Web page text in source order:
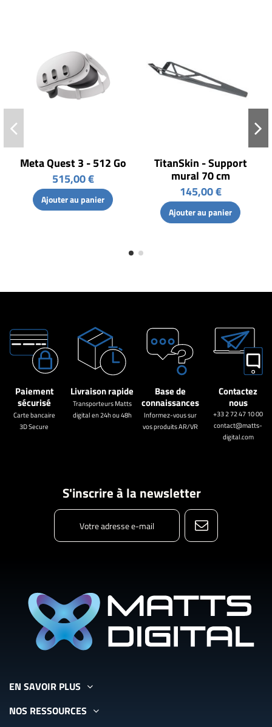
Meta Quest 3 - 512 Go
515,00 €
Ajouter au panier
TitanSkin - Support
mural 70 cm
145,00 €
Ajouter au panier
Paiement
sécurisé
Carte bancaire
3D Secure
Livraison rapide
Transporteurs Matts
digital en 24h ou 48h
Base de
connaissances
Informez-vous sur
vos produits AR/VR
Contactez
nous
+33 2 72 47 10 00
contact@matts-
digital.com
S'inscrire à la newsletter
EN SAVOIR PLUS
NOS RESSOURCES